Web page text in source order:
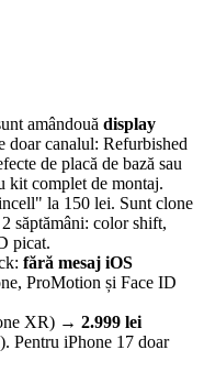
amândouă display
doar canalul: Refurbished
de placă de bază sau
kit complet de montaj.
la 150 lei. Sunt clone
săptămâni: color shift,
picat.
fără mesaj iOS
ProMotion și Face ID
XR) → 2.999 lei
Pentru iPhone 17 doar